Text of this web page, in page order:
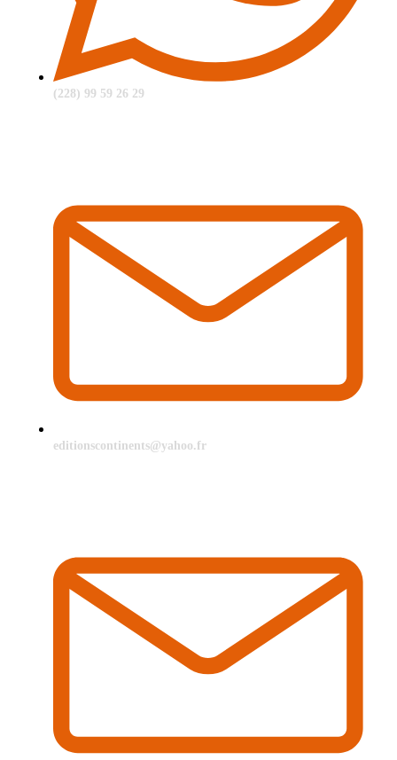
(228) 99 59 26 29
editionscontinents@yahoo.fr